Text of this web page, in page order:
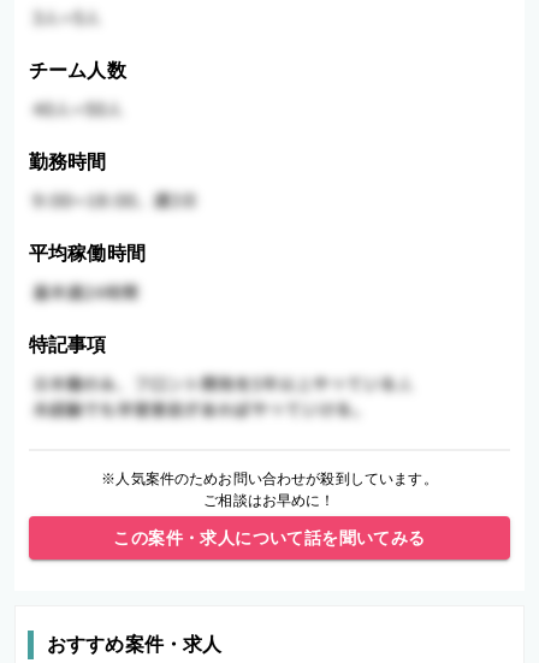
チーム人数
勤務時間
平均稼働時間
特記事項
※人気案件のためお問い合わせが殺到しています。
ご相談はお早めに！
この案件・求人について話を聞いてみる
おすすめ案件・求人